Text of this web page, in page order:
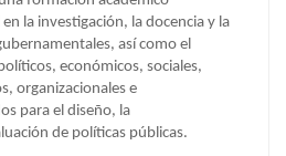
la investigación, la docencia y la
así como el
económicos, sociales,
organizacionales e
para el diseño, la
de políticas públicas.